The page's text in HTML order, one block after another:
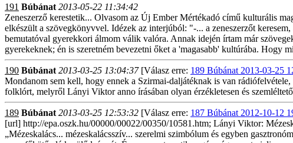
191 Búbánat 2013-05-22 11:34:42
Zeneszerző kerestetik... Olvasom az Új Ember Mértékadó című kulturális
elkészült a szövegkönyvvel. Idézek az interjúból: "-... a zeneszerzőt
bemutatóval gyerekkori álmom válik valóra. Annak idején írtam már
gyerekeknek; én is szeretném bevezetni őket a 'magasabb' kultúrába. Hogy
190 Búbánat 2013-03-25 13:04:37[Válasz erre: 189 Búbánat 2013-03-25
Mondanom sem kell, hogy ennek a Szirmai-daljátéknak is van
folklórt, melyről Lányi Viktor anno írásában olyan érzékletesen és
189 Búbánat 2013-03-25 12:53:32 [Válasz erre: 187 Búbánat 2012-10-12
[url] http://epa.oszk.hu/00000/00022/00350/10581.htm; Lányi Viktor:
„Mézeskalács... mézeskalácsszív... szerelmi szimbólum és egyben